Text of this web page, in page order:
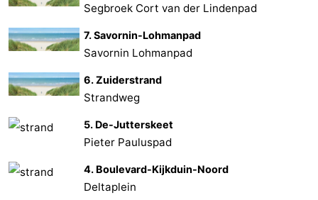
Segbroek Cort van der Lindenpad
7. Savornin-Lohmanpad
Savornin Lohmanpad
6. Zuiderstrand
Strandweg
5. De-Jutterskeet
Pieter Pauluspad
4. Boulevard-Kijkduin-Noord
Deltaplein